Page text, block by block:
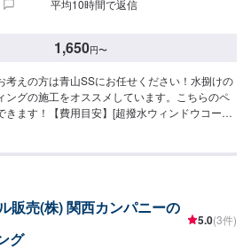
平均10時間で返信
1,650円〜
考えの方は青山SSにお任せください！水捌けの
ングの施工をオススメしています。こちらのペ
きます！【費用目安】[超撥水ウィンドウコーテ
サイズ：1,970円全面SS〜Mサイズ：4,620円
販売(株) 関西カンパニーの
グ
5.0(3件)